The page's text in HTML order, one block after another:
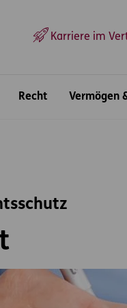
Karriere im
Recht Vermögen